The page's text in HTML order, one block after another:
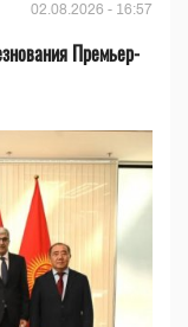
02.08.2026 - 16:57
Премьер-